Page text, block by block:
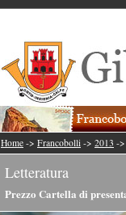
Home -> Francobolli -> 2013 ->
Letteratura
Prezzo Cartella di